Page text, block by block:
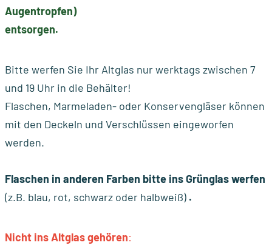
Augentropfen)
entsorgen.
Bitte werfen Sie Ihr Altglas nur werktags zwischen 7
und 19 Uhr in die Behälter!
Flaschen, Marmeladen- oder Konservengläser können
mit den Deckeln und Verschlüssen eingeworfen
werden.
Flaschen in anderen Farben bitte ins Grünglas werfen
(z.B. blau, rot, schwarz oder halbweiß) .
Nicht ins Altglas gehören: